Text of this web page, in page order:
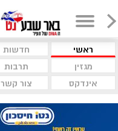
ראשי חדשות
מגזין
תרבות
אינדקס
צור קשר